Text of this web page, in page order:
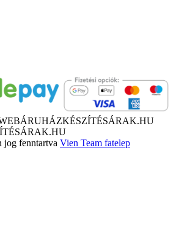
fenntartva Vien Team fatelep